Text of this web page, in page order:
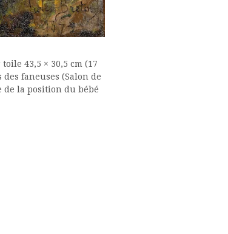
43,5 × 30,5 cm (17
faneuses (Salon de
de la position du bébé